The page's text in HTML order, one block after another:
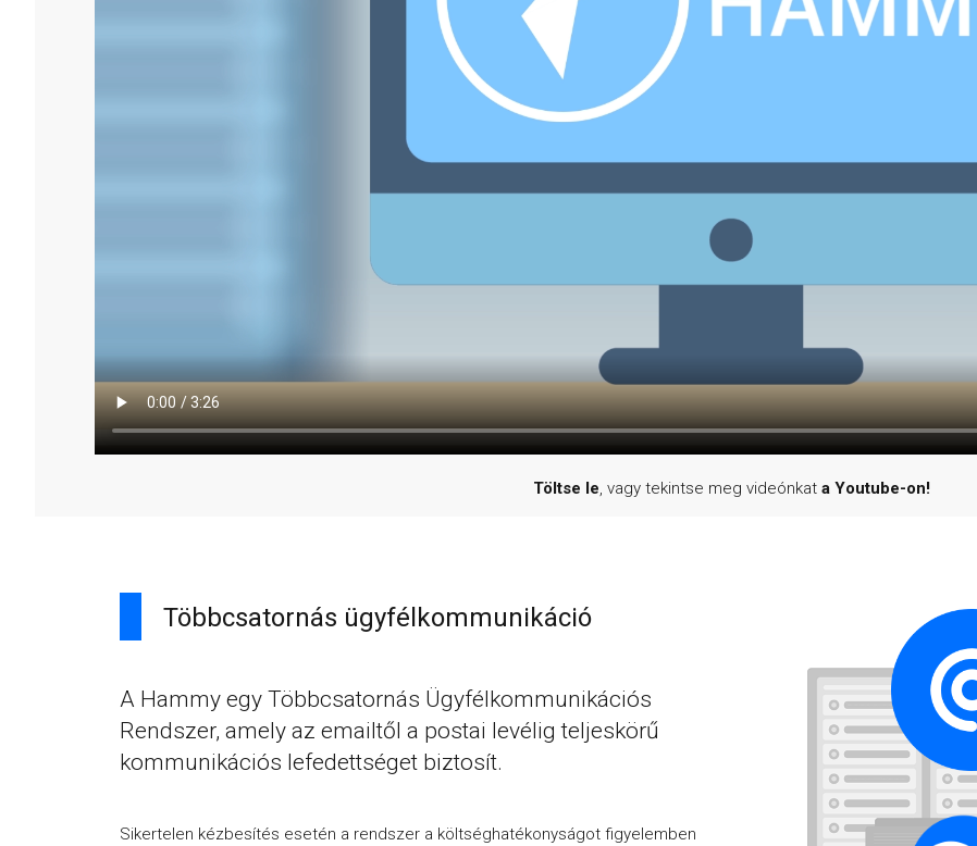
Töltse le, vagy tekintse meg videónkat a Youtube-on!
Többcsatornás ügyfélkommunikáció
A Hammy egy Többcsatornás Ügyfélkommunikációs
Rendszer, amely az emailtől a postai levélig teljeskörű
kommunikációs lefedettséget biztosít.
Sikertelen kézbesítés esetén a rendszer a költséghatékonyságot figyelemben